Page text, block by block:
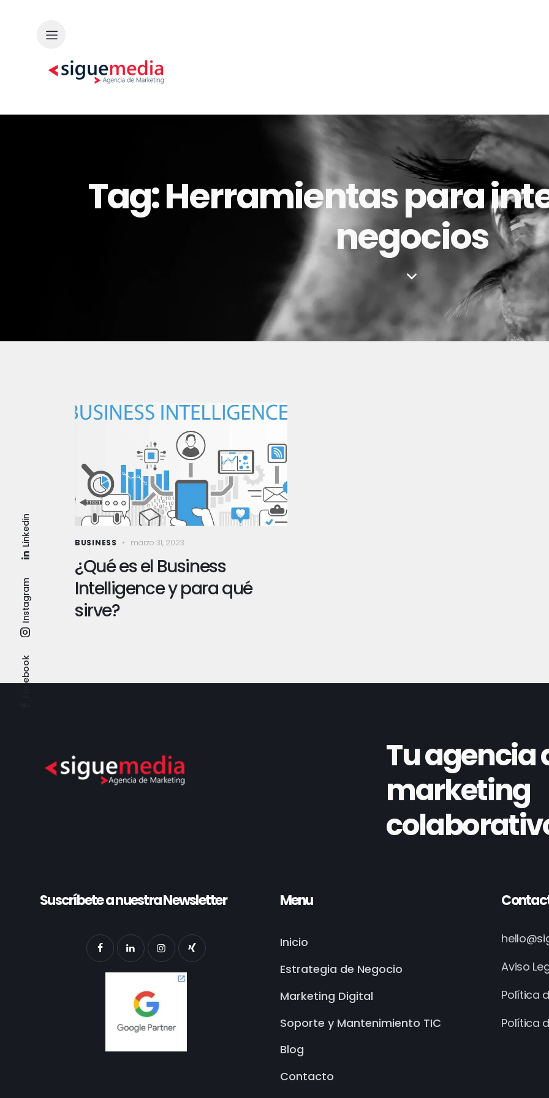
Tag: Herramientas para
negocios
BUSINESS marzo 31, 2023
¿Qué es el Business
Intelligence y para qué
sirve?
Tu agencia
marketing
Suscríbete a nuestra Newsletter Menu
Inicio
Estrategia de Negocio
Marketing Digital
Soporte y Mantenimiento TIC
Blog
Contacto
Aviso
Política
Política
Facebook
Instagram
Linkedin